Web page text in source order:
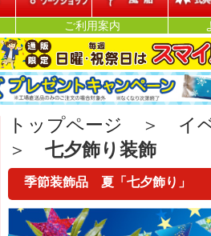
参加型イベント バルーン・風船
お披露目
ベ
ご利用案内
トップページ ＞ イ
＞ 七夕飾り装飾
季節装飾品 夏「七夕飾り」